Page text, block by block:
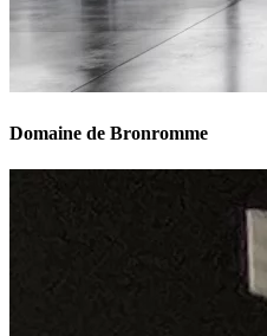
Domaine de Bronromme